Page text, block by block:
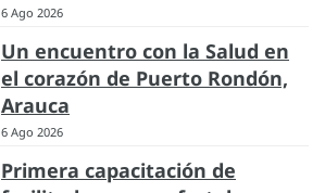
6 Ago 2026
Un encuentro con la Salud en
el corazón de Puerto Rondón,
Arauca
6 Ago 2026
Primera capacitación de